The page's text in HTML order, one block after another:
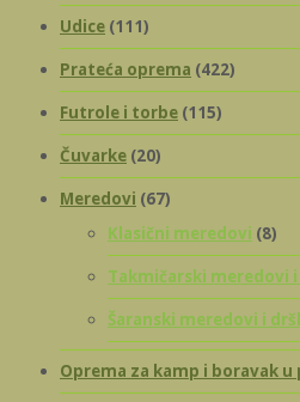
Udice (111)
Prateća oprema (422)
Futrole i torbe (115)
Čuvarke (20)
Meredovi (67)
Klasični meredovi (8)
Takmičarski meredovi
Šaranski meredovi i
Oprema za kamp i boravak